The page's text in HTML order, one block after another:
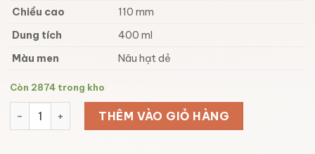
Chiều cao
110 mm
Dung tích
400 ml
Màu men
Nâu hạt dẻ
Còn 2874 trong kho
Lu uống bia giá rẻ bằng sứ 400ml số lượng
THÊM VÀO GIỎ HÀNG